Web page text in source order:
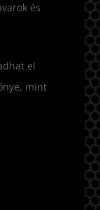
és
el
mint